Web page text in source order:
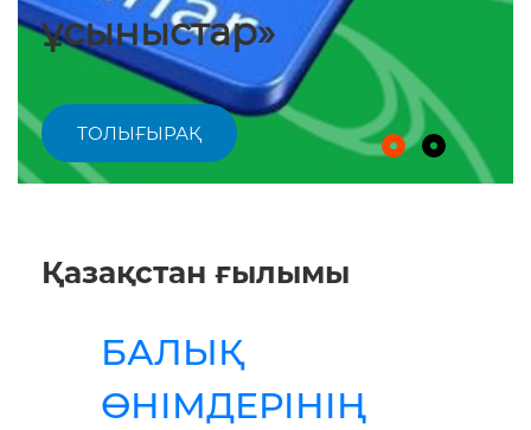
ұсыныстар»
ТОЛЫҒЫРАҚ
Қазақстан ғылымы
БАЛЫҚ
ӨНІМДЕРІНІҢ